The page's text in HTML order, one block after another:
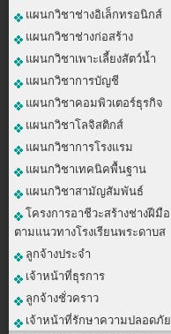
แผนกวิชาช่างอิเล็กทรอนิกส์
แผนกวิชาช่างก่อสร้าง
แผนกวิชาเพาะเลี้ยงสัตว์น้ำ
แผนกวิชาการบัญชี
แผนกวิชาคอมพิวเตอร์ธุรกิจ
แผนกวิชาโลจิสติกส์
แผนกวิชาการโรงแรม
แผนกวิชาเทคนิคพื้นฐาน
แผนกวิชาสามัญสัมพันธ์
โครงการอาชีวะสร้างช่างฝีมือ
ตามแนวทางโรงเรียนพระดาบส
ลูกจ้างประจำ
เจ้าหน้าที่ธุรการ
ลูกจ้างชั่วคราว
เจ้าหน้าที่รักษาความปลอดภัย